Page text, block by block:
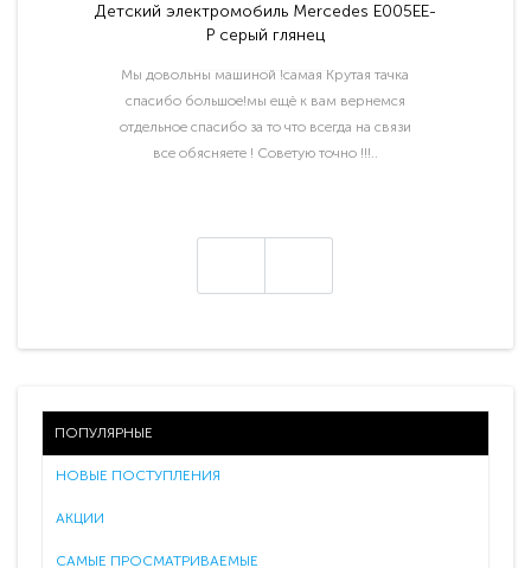
Детский электромобиль Mercedes E005EE-
P серый глянец
Мы довольны машиной !самая Крутая тачка
спасибо большое!мы ещё к вам вернемся
отдельное спасибо за то что всегда на связи
все обясняете ! Советую точно !!!..
ПОПУЛЯРНЫЕ
НОВЫЕ ПОСТУПЛЕНИЯ
АКЦИИ
САМЫЕ ПРОСМАТРИВАЕМЫЕ